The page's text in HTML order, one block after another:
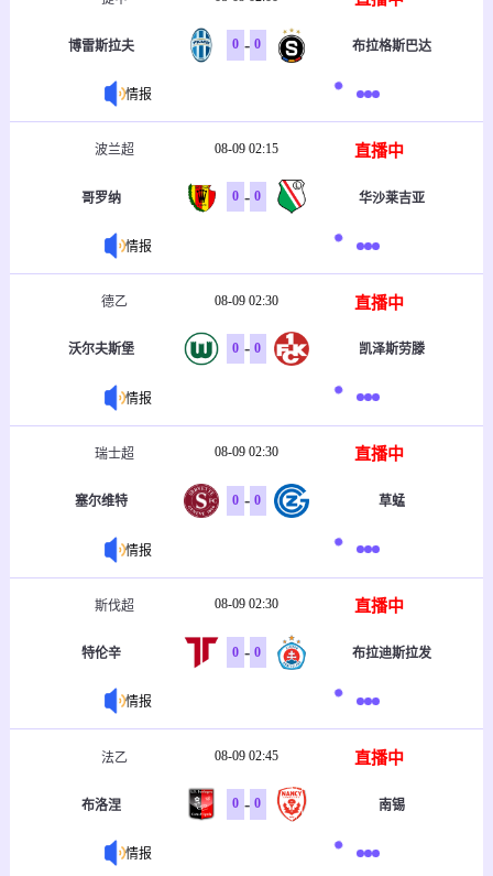
博雷斯拉夫 0 - 0 布拉格斯巴达
情报
波兰超 08-09 02:15 直播中
哥罗纳 0 - 0 华沙莱吉亚
情报
德乙 08-09 02:30 直播中
沃尔夫斯堡 0 - 0 凯泽斯劳滕
情报
瑞士超 08-09 02:30 直播中
塞尔维特 0 - 0 草蜢
情报
斯伐超 08-09 02:30 直播中
特伦辛 0 - 0 布拉迪斯拉发
情报
法乙 08-09 02:45 直播中
布洛涅 0 - 0 南锡
情报